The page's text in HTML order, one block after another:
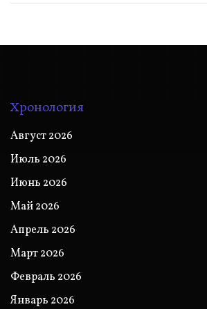
Хронология
Август 2026
Июль 2026
Июнь 2026
Май 2026
Апрель 2026
Март 2026
Февраль 2026
Январь 2026